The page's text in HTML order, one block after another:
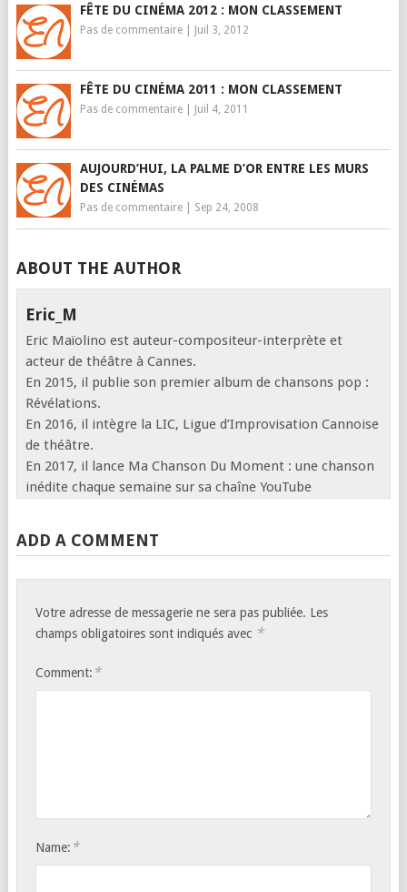
FÊTE DU CINÉMA 2012 : MON CLASSEMENT
Pas de commentaire| Juil 3, 2012
FÊTE DU CINÉMA 2011 : MON CLASSEMENT
Pas de commentaire| Juil 4, 2011
AUJOURD’HUI, LA PALME D’OR ENTRE LES MURS
DES CINÉMAS
Pas de commentaire| Sep 24, 2008
ABOUT THE AUTHOR
Eric_M
Eric Maïolino est auteur-compositeur-interprète et
acteur de théâtre à Cannes.
En 2015, il publie son premier album de chansons pop :
Révélations.
En 2016, il intègre la LIC, Ligue d’Improvisation Cannoise
de théâtre.
En 2017, il lance Ma Chanson Du Moment : une chanson
inédite chaque semaine sur sa chaîne YouTube
ADD A COMMENT
Votre adresse de messagerie ne sera pas publiée. Les
champs obligatoires sont indiqués avec *
Comment: *
Name: *